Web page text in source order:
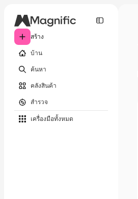
สร้าง
บ้าน
ค้นหา
คลังสินค้า
สำรวจ
เครื่องมือทั้งหมด